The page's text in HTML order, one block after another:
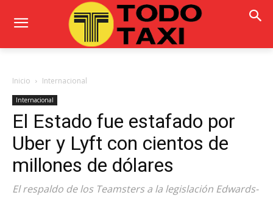
Inicio Internacional
Internacional
El Estado fue estafado por
Uber y Lyft con cientos de
millones de dólares
El respaldo de los Teamsters a la legislación Edwards-